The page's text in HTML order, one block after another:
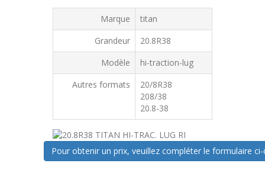
Marque
titan
Grandeur
20.8R38
Modèle
hi-traction-lug
Autres formats
20/8R38
208/38
20.8-38
Pour obtenir un prix, veuillez compléter le formulaire